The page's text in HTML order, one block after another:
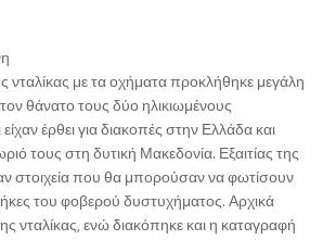
με τα οχήματα προκλήθηκε μεγάλη
θάνατο τους δύο ηλικιωμένους
είχαν έρθει για διακοπές στην Ελλάδα και
τους στη δυτική Μακεδονία. Εξαιτίας της
στοιχεία που θα μπορούσαν να φωτίσουν
του φοβερού δυστυχήματος. Αρχικά
νταλίκας, ενώ διακόπηκε και η καταγραφή